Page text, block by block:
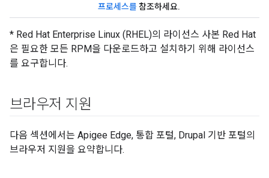
프로세스를 참조하세요.
* Red Hat Enterprise Linux (RHEL)의 라이선스 사본 Red Hat
은 필요한 모든 RPM을 다운로드하고 설치하기 위해 라이선스
를 요구합니다.
브라우저 지원
다음 섹션에서는 Apigee Edge, 통합 포털, Drupal 기반 포털의
브라우저 지원을 요약합니다.